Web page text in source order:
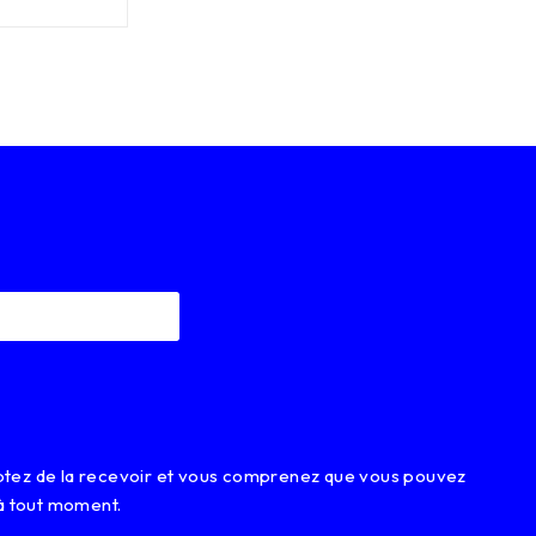
de la recevoir et vous comprenez que vous pouvez
tout moment.